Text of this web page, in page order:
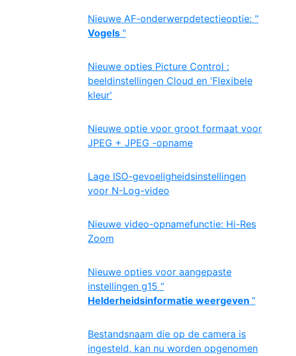
Nieuwe AF-onderwerpdetectieoptie: "
Vogels "
Nieuwe opties Picture Control :
beeldinstellingen Cloud en 'Flexibele
kleur'
Nieuwe optie voor groot formaat voor
JPEG + JPEG -opname
Lage ISO-gevoeligheidsinstellingen
voor N-Log-video
Nieuwe video-opnamefunctie: Hi-Res
Zoom
Nieuwe opties voor aangepaste
instellingen g15 “
Helderheidsinformatie weergeven ”
Bestandsnaam die op de camera is
ingesteld, kan nu worden opgenomen